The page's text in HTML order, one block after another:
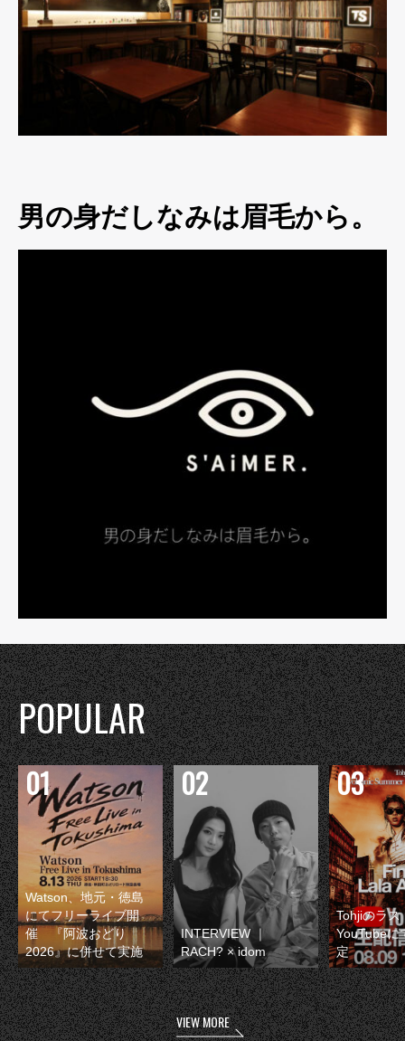
男の身だしなみは眉毛から。
POPULAR
Watson、地元・徳島
にてフリーライブ開
催 『阿波おどり
2026』に併せて実施
INTERVIEW ｜
RACH? × idom
Tohjiのラス
YouTubeに
定
VIEW MORE